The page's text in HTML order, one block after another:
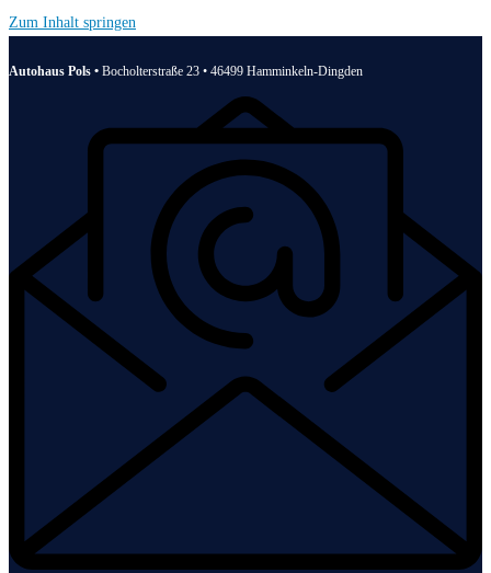
Zum Inhalt springen
Autohaus Pols • Bocholterstraße 23 • 46499 Hamminkeln-Dingden